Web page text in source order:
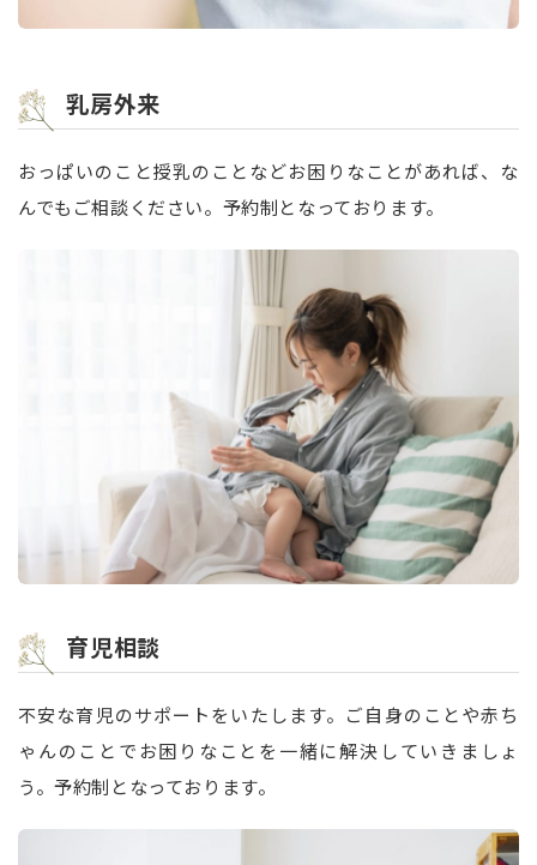
乳房外来
おっぱいのこと授乳のことなどお困りなことがあれば、な
んでもご相談ください。予約制となっております。
育児相談
不安な育児のサポートをいたします。ご自身のことや赤ち
ゃんのことでお困りなことを一緒に解決していきましょ
う。予約制となっております。